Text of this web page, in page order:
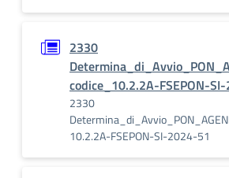
2330
codice_10.2.2A-FSEPON-
2330
10.2.2A-FSEPON-SI-2024-51